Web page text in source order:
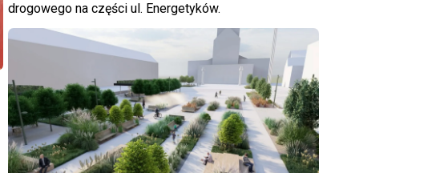
drogowego na części ul. Energetyków.